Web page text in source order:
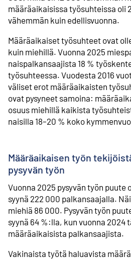
määräaikaisissa työsuhteissa oli
vähemmän kuin edellisvuonna.
Määräaikaiset työsuhteet ovat
kuin miehillä. Vuonna 2025
naispalkansaajista 18 %
työsuhteessa. Vuodesta 2016
väliset erot määräaikaisten
ovat pysyneet samoina:
osuus miehillä kaikista
naisilla 18–20 % koko
Määräaikaisen työn
pysyvän työn
Vuonna 2025 pysyvän työn puute
syynä 222 000 palkansaajalla.
miehiä 86 000. Pysyvän työn
syynä 64 %:lla, kun vuonna 2024
määräaikaisista palkansaajista.
Vakinaista työtä haluavista